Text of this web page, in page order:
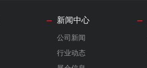
新闻中心
公司新闻
行业动态